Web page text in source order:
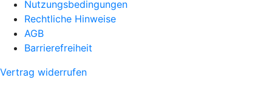
Nutzungsbedingungen
Rechtliche Hinweise
AGB
Barrierefreiheit
Vertrag widerrufen